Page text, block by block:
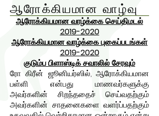
ஆரோக்கியமான வாழ்வு
ஆரோக்கியமான வாழ்க்கை செய்திமடல்
2019-2020
ஆரோக்கியமான வாழ்க்கை புகைப்படங்கள்
2019-2020
குடும்ப பிளாஸ்டிக் சவாலில் சேரவும்
ரோ கிரீன் ஜூனியர்ஸில், ஆரோக்கியமான
பள்ளி என்பது மாணவர்களுக்கு
அவர்களின் சிறந்ததைச் செய்வதற்கும்
அவர்களின் சாதனைகளை வளர்ப்பதற்கும்